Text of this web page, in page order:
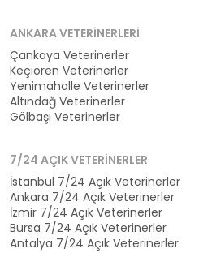
ANKARA VETERINERLERI
Çankaya Veterinerler
Keçiören Veterinerler
Yenimahalle Veterinerler
Altındağ Veterinerler
Gölbaşı Veterinerler
7/24 AÇIK VETERINERLER
İstanbul 7/24 Açık Veterinerler
Ankara 7/24 Açık Veterinerler
İzmir 7/24 Açık Veterinerler
Bursa 7/24 Açık Veterinerler
Antalya 7/24 Açık Veterinerler